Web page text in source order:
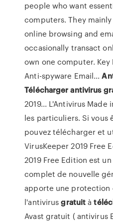
people who want
computers. They
online browsing and
occasionally transact
own one computer. Key
Anti-spyware Email...
Télécharger antivirus
2019... L'Antivirus
les particuliers. Si vous
pouvez télécharger et
VirusKeeper 2019 Free
2019 Free Edition est
complet de nouvelle
apporte une protection
l'antivirusgratuità
Avast gratuit ( antivirus